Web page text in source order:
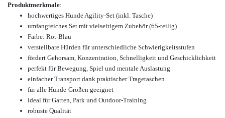
Produktmerkmale:
hochwertiges Hunde Agility-Set (inkl. Tasche)
umfangreiches Set mit vielseitigem Zubehör (65-teilig)
Farbe: Rot-Blau
verstellbare Hürden für unterschiedliche Schwierigkeitsstufen
fördert Gehorsam, Konzentration, Schnelligkeit und Geschicklichkeit
perfekt für Bewegung, Spiel und mentale Auslastung
einfacher Transport dank praktischer Tragetaschen
für alle Hunde-Größen geeignet
ideal für Garten, Park und Outdoor-Training
robuste Qualität